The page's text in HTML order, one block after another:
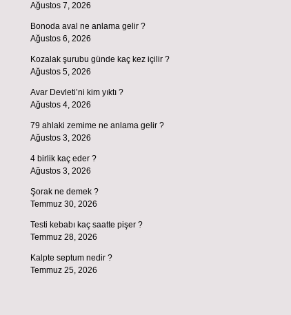
Ağustos 7, 2026
Bonoda aval ne anlama gelir ?
Ağustos 6, 2026
Kozalak şurubu günde kaç kez içilir ?
Ağustos 5, 2026
Avar Devleti’ni kim yıktı ?
Ağustos 4, 2026
79 ahlaki zemime ne anlama gelir ?
Ağustos 3, 2026
4 birlik kaç eder ?
Ağustos 3, 2026
Şorak ne demek ?
Temmuz 30, 2026
Testi kebabı kaç saatte pişer ?
Temmuz 28, 2026
Kalpte septum nedir ?
Temmuz 25, 2026